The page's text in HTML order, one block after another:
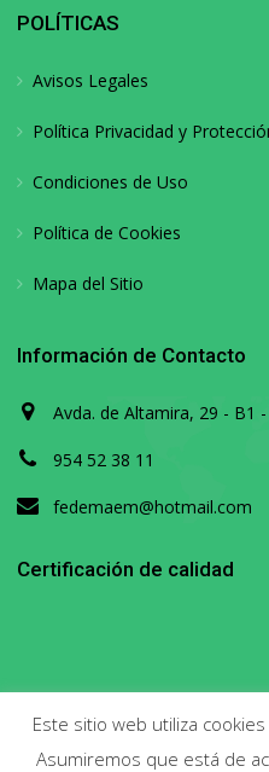
POLÍTICAS
Avisos Legales
Política Privacidad y
Condiciones de Uso
Política de Cookies
Mapa del Sitio
Información de Contacto
Avda. de Altamira, 29 - B1
954 52 38 11
fedemaem@hotmail.com
Certificación de calidad
Este sitio web utiliza
Asumiremos que está de